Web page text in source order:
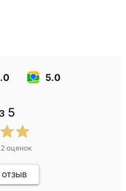
5.0
5
оценок